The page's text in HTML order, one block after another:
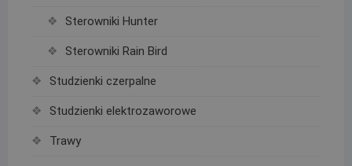
Sterowniki Hunter
Sterowniki Rain Bird
Studzienki czerpalne
Studzienki elektrozaworowe
Trawy